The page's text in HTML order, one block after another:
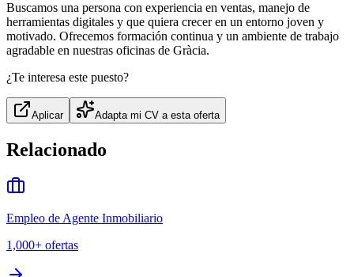
Buscamos una persona con experiencia en ventas, manejo de
herramientas digitales y que quiera crecer en un entorno joven y
motivado. Ofrecemos formación continua y un ambiente de trabajo
agradable en nuestras oficinas de Gràcia.
¿Te interesa este puesto?
Aplicar Adapta mi CV a esta oferta
Relacionado
Empleo de Agente Inmobiliario
1,000+ ofertas